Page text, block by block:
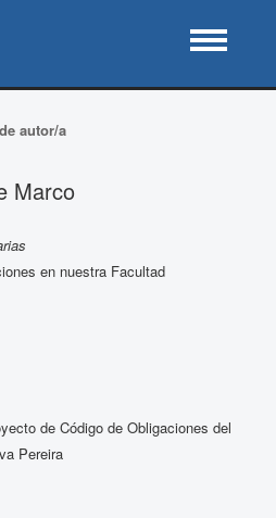
autor/a
Marco
en nuestra Facultad
de Código de Obligaciones del
Pereira